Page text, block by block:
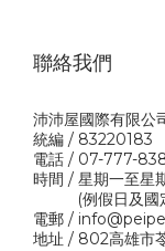
聯絡我們
沛沛屋國際有限公
統編 / 83220183
電話 / 07-777-
時間 / 星期一至
(例假日及國定
電郵 /
地址 / 802高雄市